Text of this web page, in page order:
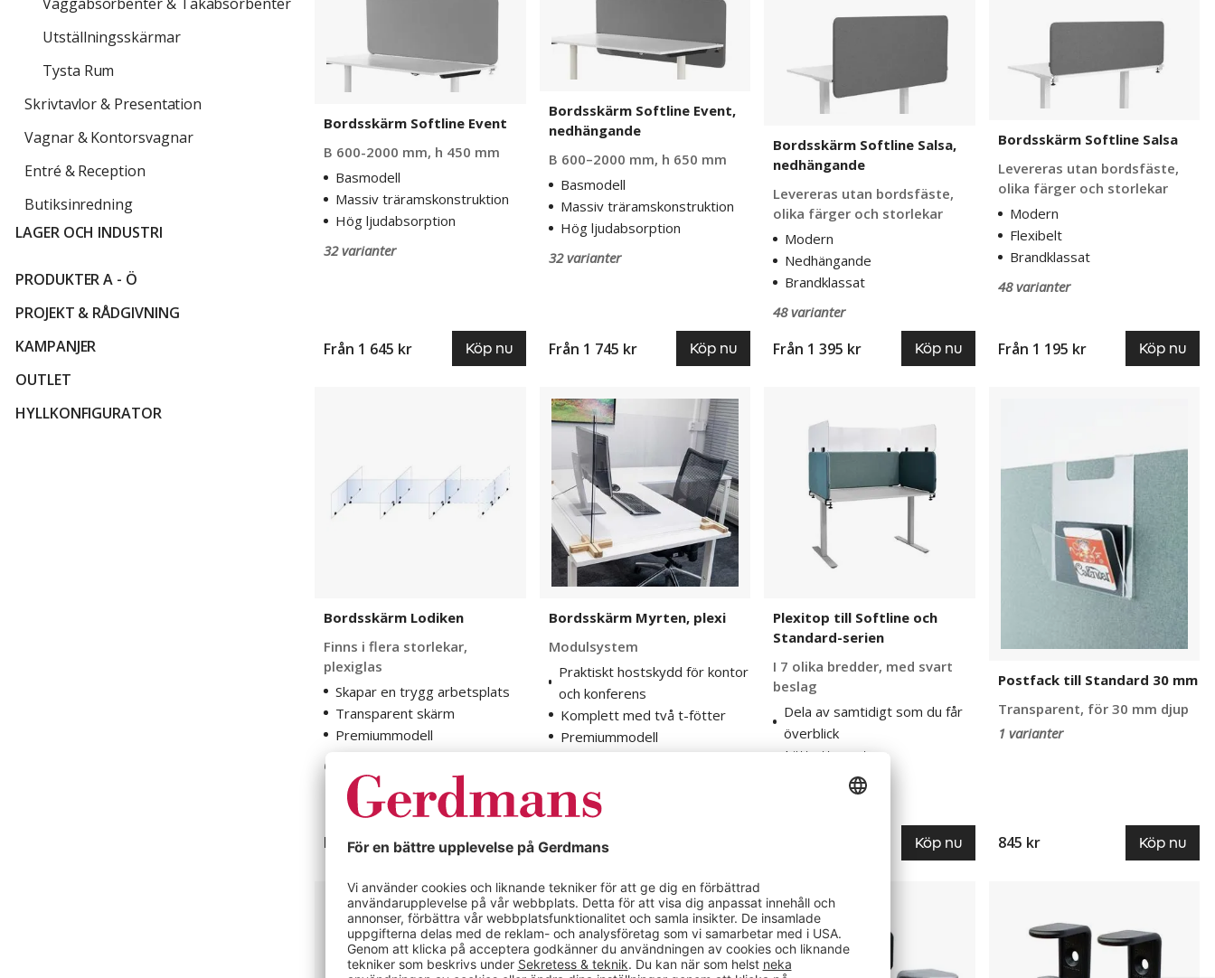
Utställningsskärmar
Tysta Rum
Skrivtavlor & Presentation
Vagnar & Kontorsvagnar
Entré & Reception
Butiksinredning
LAGER OCH INDUSTRI
PRODUKTER A - Ö
PROJEKT & RÅDGIVNING
KAMPANJER
OUTLET
HYLLKONFIGURATOR
Bordsskärm Softline Event
B 600-2000 mm, h 450 mm
Basmodell
Massiv träramskonstruktion
Hög ljudabsorption
32 varianter
Från 1 645 kr Köp nu
nedhängande
Bordsskärm Softline Event,
nedhängande
B 600–2000 mm, h 650 mm
Basmodell
Massiv träramskonstruktion
Hög ljudabsorption
32 varianter
Från 1 745 kr Köp nu
Bordsskärm Softline Salsa,
nedhängande
Levereras utan bordsfäste,
olika färger och storlekar
Modern
Nedhängande
Brandklassat
48 varianter
Från 1 395 kr Köp nu
Bordsskärm Softline Salsa
Levereras utan bordsfäste,
olika färger och storlekar
Modern
Flexibelt
Brandklassat
48 varianter
Från 1 195 kr Köp nu
Bordsskärm Lodiken
Finns i flera storlekar,
plexiglas
Skapar en trygg arbetsplats
Transparent skärm
Premiummodell
6 varianter
Från1 595 kr Köp nu
Bordsskärm
Myrten,
Bordsskärm Myrten, plexi
Modulsystem
Praktiskt hostskydd för kontor
och konferens
Komplett med två t-fötter
Premiummodell
Från1 495 kr
Plexitop till Softline och
Standard-serien
I 7 olika bredder, med svart
beslag
Dela av samtidigt som du får
överblick
Lätt att montera
Beslag ingår
Köp nu
mm
Postfack till Standard 30 mm
Transparent, för 30 mm djup
1 varianter
845 kr Köp nu
Pennkopp
Standard
Hylla
till
Standard
30
mm
till
Bordsskärm
Softline,
nedhängande
Bordsskärm
nedhängande